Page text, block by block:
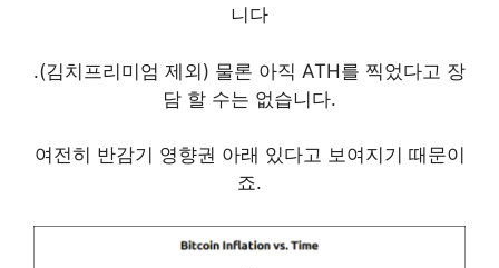
니다
.(김치프리미엄 제외) 물론 아직 ATH를 찍었다고 장
담 할 수는 없습니다.
여전히 반감기 영향권 아래 있다고 보여지기 때문이
죠.